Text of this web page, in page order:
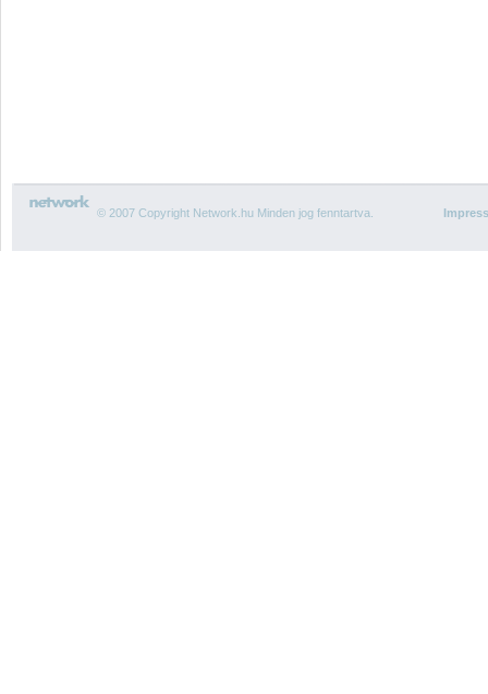
© 2007 Copyright Network.hu Minden jog fenntartva.